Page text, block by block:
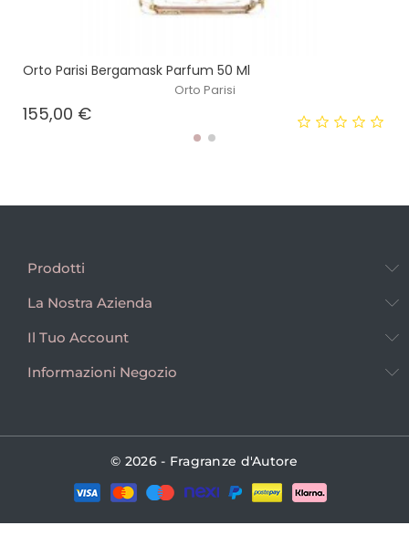
Orto Parisi Bergamask Parfum 50 Ml
Orto Parisi
155,00 €Prezzo
Prodotti
La Nostra Azienda
Il Tuo Account
Informazioni Negozio
© 2026 - Fragranze d'Autore